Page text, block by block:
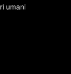
umani